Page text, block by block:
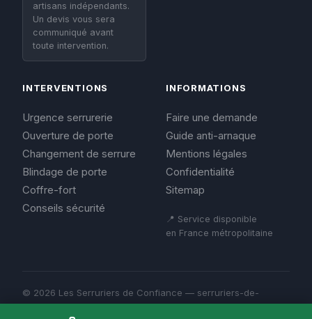
artisans indépendants.
Un devis vous sera
communiqué avant
toute intervention.
INTERVENTIONS
Urgence serrurerie
Ouverture de porte
Changement de serrure
Blindage de porte
Coffre-fort
Conseils sécurité
INFORMATIONS
Faire une demande
Guide anti-arnaque
Mentions légales
Confidentialité
Sitemap
📍 Service disponible
en France métropolitaine
© 2026 Les Serruriers de Confiance — serruriers-de-
confiance.fr